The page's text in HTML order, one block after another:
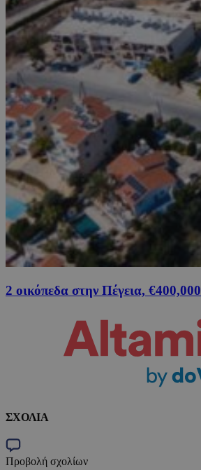
2 οικόπεδα στην Πέγεια, €400,000
ΣΧΟΛΙΑ
Προβολή σχολίων